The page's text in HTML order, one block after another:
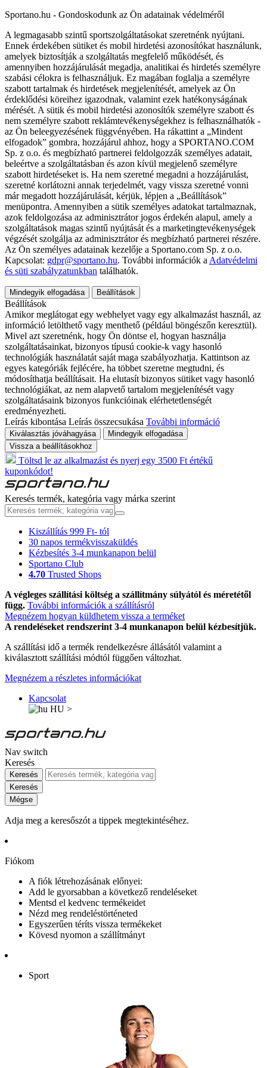
Sportano.hu - Gondoskodunk az Ön adatainak védelméről
A legmagasabb szintű sportszolgáltatásokat szeretnénk nyújtani.
Ennek érdekében sütiket és mobil hirdetési azonosítókat használunk,
amelyek biztosítják a szolgáltatás megfelelő működését, és
amennyiben hozzájárulását megadja, analitikai és hirdetés személyre
szabási célokra is felhasználjuk. Ez magában foglalja a személyre
szabott tartalmak és hirdetések megjelenítését, amelyek az Ön
érdeklődési köreihez igazodnak, valamint ezek hatékonyságának
mérését. A sütik és mobil hirdetési azonosítók személyre szabott és
nem személyre szabott reklámtevékenységekhez is felhasználhatók -
az Ön beleegyezésének függvényében. Ha rákattint a „Mindent
elfogadok” gombra, hozzájárul ahhoz, hogy a SPORTANO.COM
Sp. z o.o. és megbízható partnerei feldolgozzák személyes adatait,
beleértve a szolgáltatásban és azon kívül megjelenő személyre
szabott hirdetéseket is. Ha nem szeretné megadni a hozzájárulást,
szeretné korlátozni annak terjedelmét, vagy vissza szeretné vonni
már megadott hozzájárulását, kérjük, lépjen a „Beállítások”
menüpontra. Amennyiben a sütik személyes adatokat tartalmaznak,
azok feldolgozása az adminisztrátor jogos érdekén alapul, amely a
szolgáltatások magas szintű nyújtását és a marketingtevékenységek
végzését szolgálja az adminisztrátor és megbízható partnerei részére.
Az Ön személyes adatainak kezelője a Sportano.com Sp. z o.o.
Kapcsolat: gdpr@sportano.hu. További információk a Adatvédelmi
és süti szabályzatunkban találhatók.
Mindegyik elfogadása Beállítások
Beállítások
Amikor meglátogat egy webhelyet vagy egy alkalmazást használ, az
információ letölthető vagy menthető (például böngészőn keresztül).
Mivel azt szeretnénk, hogy Ön döntse el, hogyan használja
szolgáltatásainkat, bizonyos típusú cookie-k vagy hasonló
technológiák használatát saját maga szabályozhatja. Kattintson az
egyes kategóriák fejlécére, ha többet szeretne megtudni, és
módosíthatja beállításait. Ha elutasít bizonyos sütiket vagy hasonló
technológiákat, az nem alapvető tartalom megjelenítését vagy
szolgáltatásaink bizonyos funkcióinak elérhetetlenségét
eredményezheti.
Leírás kibontása Leírás összecsukása További információ
Kiválasztás jóváhagyása
Mindegyik elfogadása
Vissza a beállításokhoz
Töltsd le az alkalmazást és nyerj egy 3500 Ft értékű
kuponkódot!
Keresés termék, kategória vagy márka szerint
Kiszállítás 999 Ft- tól
30 napos termékvisszaküldés
Kézbesítés 3-4 munkanapon belül
Sportano Club
4.70 Trusted Shops
A végleges szállítási költség a szállítmány súlyától és méretétől
függ. További információk a szállításról
Megnézem hogyan küldhetem vissza a terméket
A rendeléseket rendszerint 3-4 munkanapon belül kézbesítjük.
A szállítási idő a termék rendelkezésre állásától valamint a
kiválasztott szállítási módtól függően változhat.
Megnézem a részletes információkat
Kapcsolat
HU >
Nav switch
Keresés
Keresés
Keresés
Mégse
Adja meg a keresőszót a tippek megtekintéséhez.
Fiókom
A fiók létrehozásának előnyei:
Add le gyorsabban a következő rendeléseket
Mentsd el kedvenc termékeidet
Nézd meg rendeléstörténeted
Egyszerűen téríts vissza termékeket
Kövesd nyomon a szállítmányt
Sport